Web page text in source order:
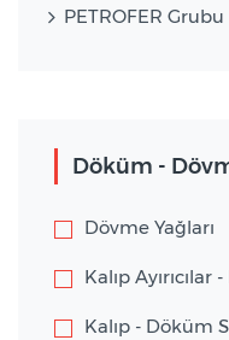
PETROFER Grubu
Döküm -
Dövme Yağları
Kalıp Ayırıcılar
Kalıp - Döküm